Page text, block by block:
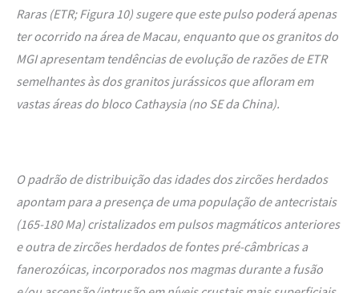
Raras (ETR;Figura 10) sugere que este pulso poderá apenas
ter ocorrido na área de Macau, enquanto que os granitos do
MGI apresentam tendências de evolução de razões de ETR
semelhantes às dos granitos jurássicos que afloram em
vastas áreas do bloco Cathaysia (no SE da China).
O padrão de distribuição das idades dos zircões herdados
apontam para a presença de uma população de antecristais
(165-180 Ma) cristalizados em pulsos magmáticos anteriores
e outra de zircões herdados de fontes pré-câmbricas a
fanerozóicas, incorporados nos magmas durante a fusão